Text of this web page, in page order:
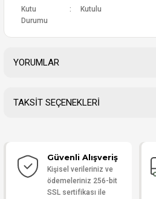
Kutu
Durumu
: Kutulu
YORUMLAR
Yorum Yaz
TAKSİT SEÇENEKLERİ
Güvenli Alışveriş
Kişisel verileriniz ve
ödemeleriniz 256-bit
SSL sertifikası ile